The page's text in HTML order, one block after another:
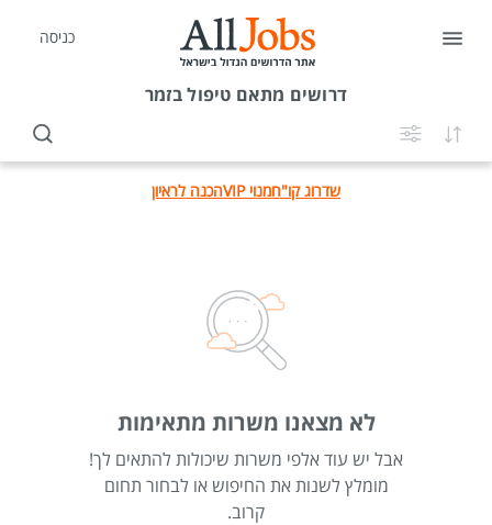
כניסה
דרושים מתאם טיפול בזמר
שדרוג קו"חמנוי VIP הכנה לראיון
לא מצאנו משרות מתאימות
אבל יש עוד אלפי משרות שיכולות להתאים לך!
מומלץ לשנות את החיפוש או לבחור תחום
קרוב.